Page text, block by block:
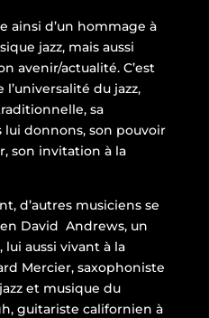
ainsi d’un hommage à
jazz, mais aussi
avenir/actualité. C’est
du jazz,
sa
donnons, son pouvoir
son invitation à la
d’autres musiciens se
David Andrews, un
aussi vivant à la
Mercier, saxophoniste
et musique du
guitariste californien à